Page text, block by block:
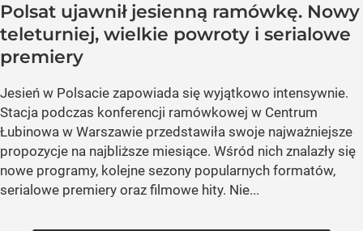
Polsat ujawnił jesienną ramówkę. Nowy
teleturniej, wielkie powroty i serialowe
premiery
Jesień w Polsacie zapowiada się wyjątkowo intensywnie.
Stacja podczas konferencji ramówkowej w Centrum
Łubinowa w Warszawie przedstawiła swoje najważniejsze
propozycje na najbliższe miesiące. Wśród nich znalazły się
nowe programy, kolejne sezony popularnych formatów,
serialowe premiery oraz filmowe hity. Nie...